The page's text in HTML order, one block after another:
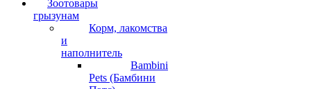
Зоотовары
грызунам
Корм, лакомства
и
наполнитель
Bambini
Pets (Бамбини